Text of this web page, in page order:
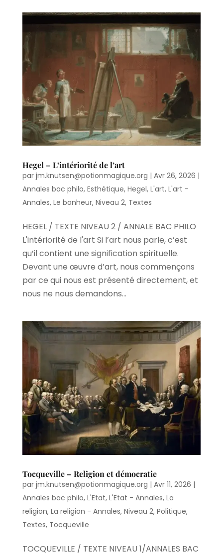
Hegel – L’intériorité de l’art
par jm.knutsen@potionmagique.org | Avr 26, 2026 |
Annales bac philo, Esthétique, Hegel, L'art, L'art -
Annales, Le bonheur, Niveau 2, Textes
HEGEL / TEXTE NIVEAU 2 / ANNALE BAC PHILO
L'intériorité de l'art Si l’art nous parle, c’est
qu’il contient une signification spirituelle.
Devant une œuvre d’art, nous commençons
par ce qui nous est présenté directement, et
nous ne nous demandons...
Tocqueville – Religion et démocratie
par jm.knutsen@potionmagique.org | Avr 11, 2026 |
Annales bac philo, L'Etat, L'Etat - Annales, La
religion, La religion - Annales, Niveau 2, Politique,
Textes, Tocqueville
TOCQUEVILLE / TEXTE NIVEAU 1/ANNALES BAC